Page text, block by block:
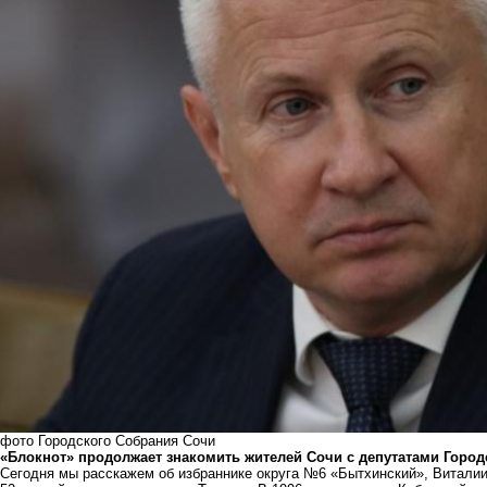
фото Городского Собрания Сочи
«Блокнот» продолжает знакомить жителей Сочи с депутатами
Сегодня мы расскажем об избраннике округа №6 «Бытхинский»,